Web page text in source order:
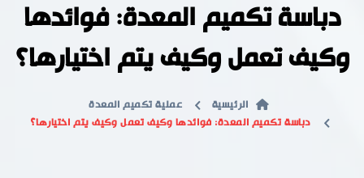
دباسة تكميم المعدة: فوائدها
وكيف تعمل وكيف يتم اختيارها؟
الرئيسية
عملية تكميم المعدة
دباسة تكميم المعدة: فوائدها وكيف تعمل وكيف يتم اختيارها؟